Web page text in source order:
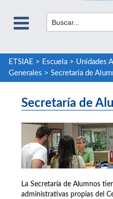
ETSIAE > Escuela> Unidades
Generales > Secretaría de
Secretaría de
La Secretaría de Alumnos
administrativas propias del